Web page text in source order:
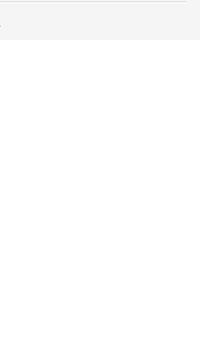
ご覧ください。
コンテンツや広告の表示、ソー